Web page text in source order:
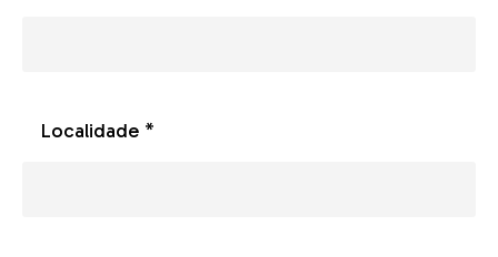
Localidade *